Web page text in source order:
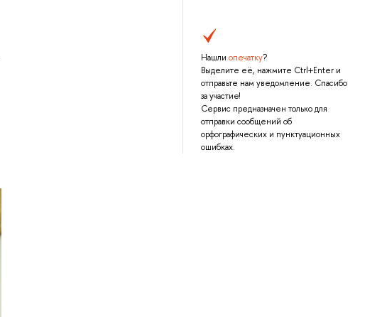
Нашли опечатку?
Выделите её, нажмите Ctrl+Enter и
отправьте нам уведомление. Спасибо
за участие!
Сервис предназначен только для
отправки сообщений об
орфографических и пунктуационных
ошибках.